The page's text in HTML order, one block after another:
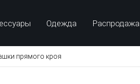
Одежда Распродажа
прямого кроя